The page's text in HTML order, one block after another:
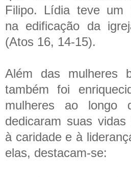
Filipo. Lídia teve um
na edificação da
(Atos 16, 14-15).
Além das mulheres
também foi
mulheres ao longo
dedicaram suas vidas
à caridade e à
elas, destacam-se: